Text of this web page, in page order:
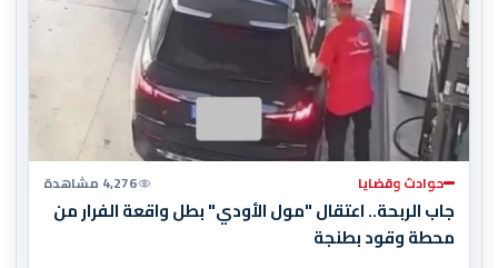
حوادث وقضايا 4,276 مشاهدة
جاب الربحة.. اعتقال "مول الأودي" بطل واقعة الفرار من
محطة وقود بطنجة